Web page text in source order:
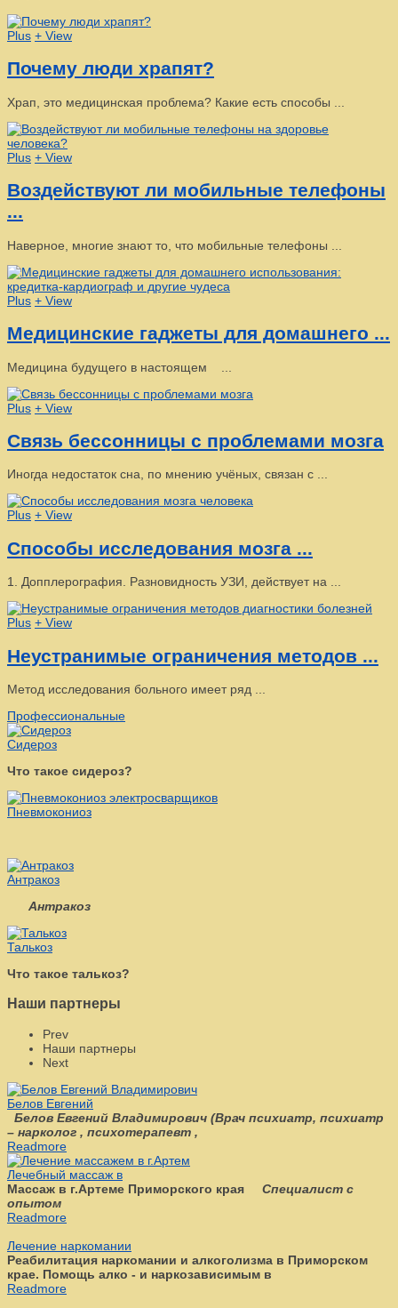
Plus + View
Почему люди храпят?
Храп, это медицинская проблема? Какие есть способы ...
Plus + View
Воздействуют ли мобильные телефоны
...
Наверное, многие знают то, что мобильные телефоны ...
Plus + View
Медицинские гаджеты для домашнего ...
Медицина будущего в настоящем ...
Plus + View
Связь бессонницы с проблемами мозга
Иногда недостаток сна, по мнению учёных, связан с ...
Plus + View
Способы исследования мозга ...
1. Допплерография. Разновидность УЗИ, действует на ...
Plus + View
Неустранимые ограничения методов ...
Метод исследования больного имеет ряд ...
Профессиональные
Сидероз
Что такое сидероз?
Пневмокониоз
Антракоз
Антракоз
Талькоз
Что такое талькоз?
Наши партнеры
Prev
Наши партнеры
Next
Белов Евгений
Белов Евгений Владимирович (Врач психиатр, психиатр
– нарколог , психотерапевт ,
Readmore
Лечебный массаж в
Массаж в г.Артеме Приморского края
Специалист с
опытом
Readmore
Лечение наркомании
Реабилитация наркомании и алкоголизма в Приморском
крае. Помощь алко - и наркозависимым в
Readmore